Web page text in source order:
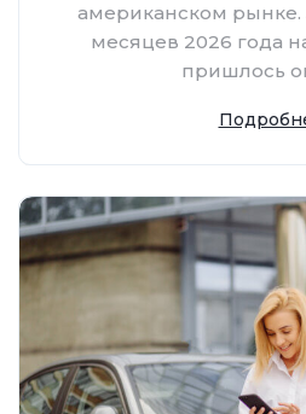
американском
месяцев 2026 года
пришлось